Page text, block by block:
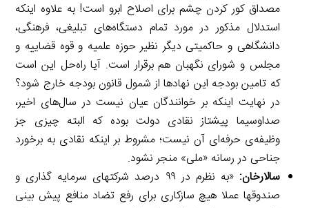
مصداق کور کردن چشم برای اصلاح ابرو است! به علاوه اینکه
استدلال مذکور در مورد تمام دستگاه‌های تبلیغی، فرهنگی،
دانشگاهی و حاکمیتی دیگر نظیر حوزه علمیه و قوه قضاییه و
مجلس و شورای نگهبان هم برقرار است. آیا راه‌حل این است
که تامین بودجه این نهادها از شمول قانون بودجه خارج شود؟
در نهایت اینکه بر خوانندگان عیان نیست در سال‌های اخیر،
صداوسیما پیشتاز نقادی دولت بوده که البته چیزی جز
وظیفه‌ی حرفه‌ای آن نیست؛ مشروط بر اینکه نقادی به برخورد
جناحی در رسانه «ملی» منجر نشود.
سالارخان:
«به نظرم در ۹۹ درصد شرکتهای سرمایه گذاری و
صندوقها عملا هیچ سازکاری برای رفع تضاد منافع پیش بینی